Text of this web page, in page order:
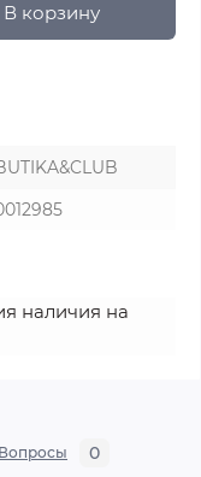
В корзину
наличия на
Вопросы 0